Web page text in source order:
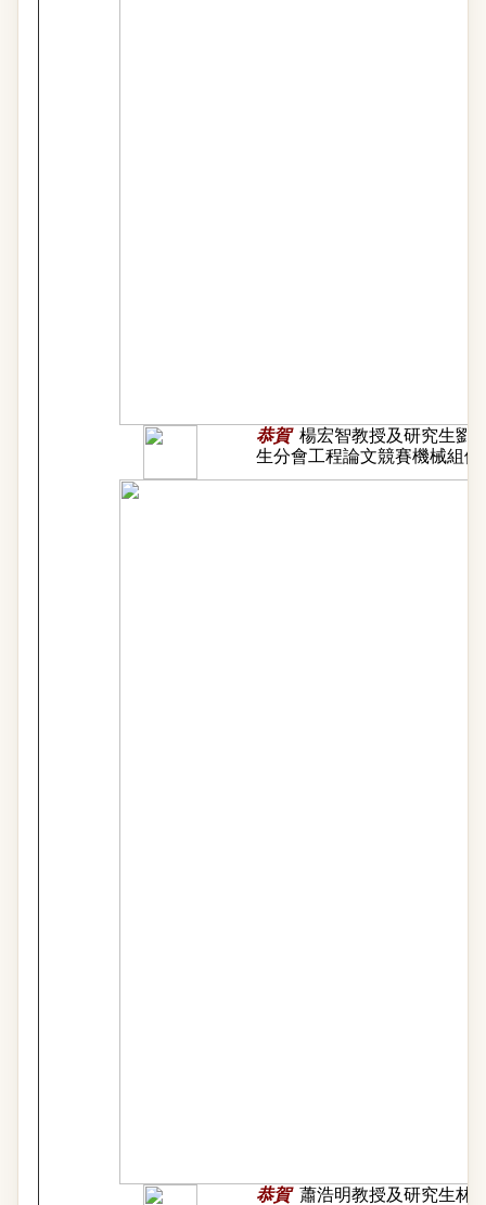
恭賀 楊宏智教授及研究生劉
生分會工程論文競賽機械組優
恭賀 蕭浩明教授及研究生林